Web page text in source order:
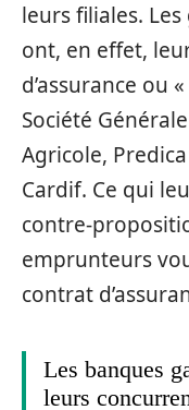
leurs filiales.
ont, en effet,
d’assurance ou
Société
Agricole,
Cardif. Ce qui
contre-
emprunteurs
contrat
Les banques
leurs